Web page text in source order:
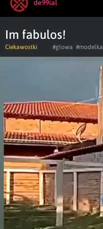
de99ial
Im fabulos!
Ciekawostki #glowa #modelka